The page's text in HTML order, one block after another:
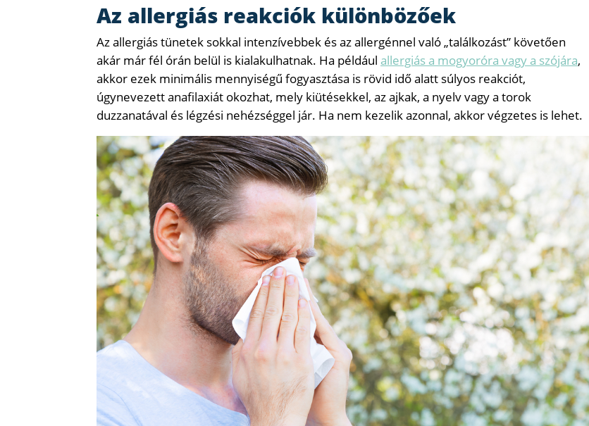
Az allergiás reakciók különbözőek
Az allergiás tünetek sokkal intenzívebbek és az allergénnel való „találkozást” követően
akár már fél órán belül is kialakulhatnak. Ha például allergiás a mogyoróra vagy a szójára,
akkor ezek minimális mennyiségű fogyasztása is rövid idő alatt súlyos reakciót,
úgynevezett anafilaxiát okozhat, mely kiütésekkel, az ajkak, a nyelv vagy a torok
duzzanatával és légzési nehézséggel jár. Ha nem kezelik azonnal, akkor végzetes is lehet.